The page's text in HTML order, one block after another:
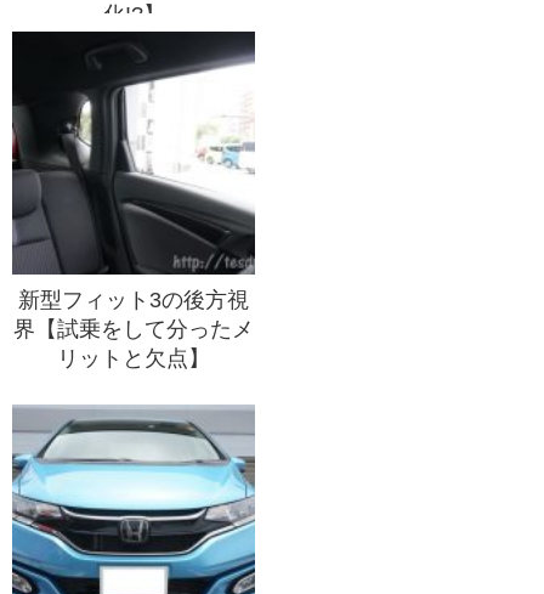
化!?】
新型フィット3の後方視
界【試乗をして分ったメ
リットと欠点】